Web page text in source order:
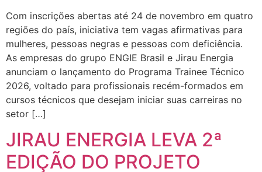
Com inscrições abertas até 24 de novembro em quatro
regiões do país, iniciativa tem vagas afirmativas para
mulheres, pessoas negras e pessoas com deficiência.
As empresas do grupo ENGIE Brasil e Jirau Energia
anunciam o lançamento do Programa Trainee Técnico
2026, voltado para profissionais recém-formados em
cursos técnicos que desejam iniciar suas carreiras no
setor […]
JIRAU ENERGIA LEVA 2ª
EDIÇÃO DO PROJETO